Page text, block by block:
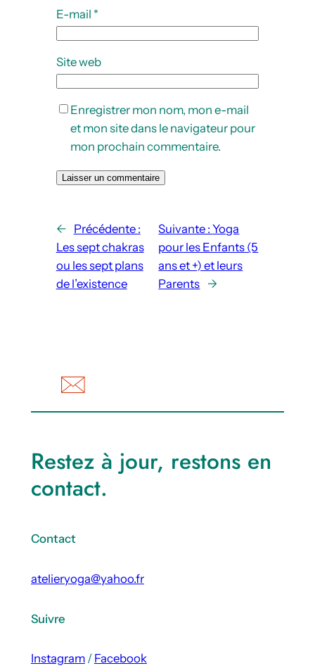
E-mail *
Site web
Enregistrer mon nom, mon e-mail
et mon site dans le navigateur pour
mon prochain commentaire.
←
Précédente :
Les sept chakras
ou les sept plans
de l’existence
Suivante :Yoga
pour les Enfants (5
ans et +) et leurs
Parents →
Restez à jour, restons en
contact.
Contact
atelieryoga@yahoo.fr
Suivre
Instagram/ Facebook